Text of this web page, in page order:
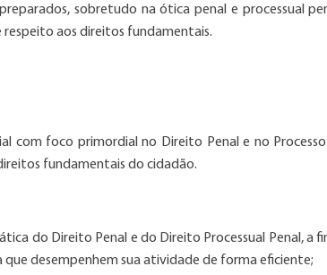
sobretudo na ótica penal e processual
respeito aos direitos fundamentais.
com foco primordial no Direito Penal e no
fundamentais do cidadão.
do Direito Penal e do Direito Processual Penal, a
desempenhem sua atividade de forma eficiente;